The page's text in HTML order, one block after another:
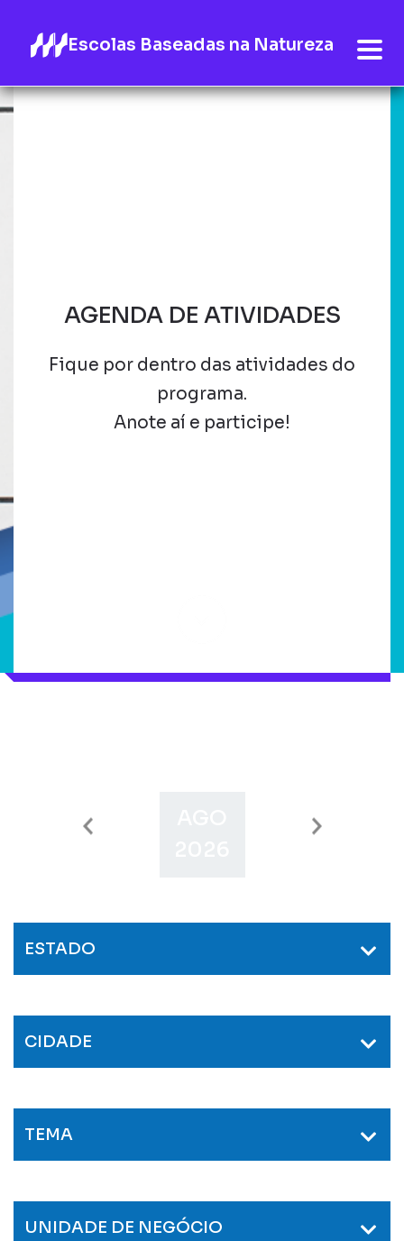
Escolas Baseadas na Natureza
AGENDA DE ATIVIDADES
Fique por dentro das atividades do
programa.
Anote aí e participe!
SET
ESTADO
CIDADE
TEMA
UNIDADE DE NEGÓCIO